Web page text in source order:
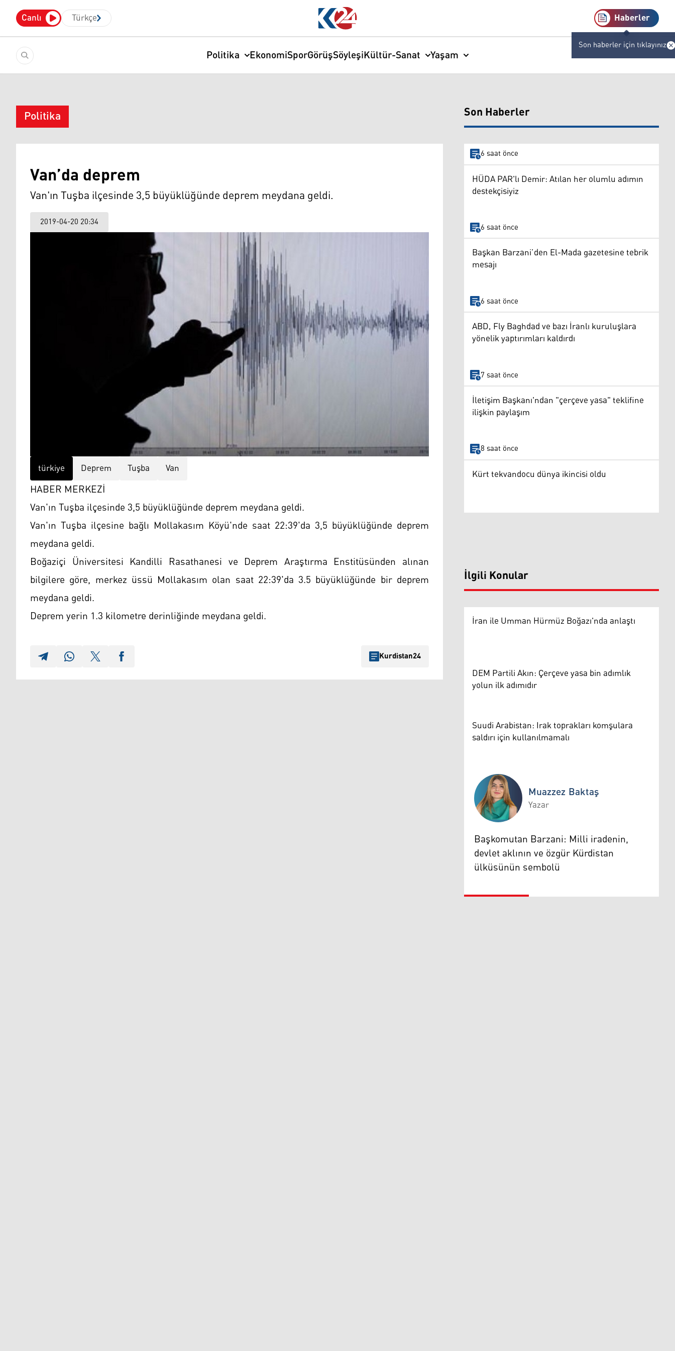
Canlı Türkçe Haberler
Son haberler için tıklayınız
Politika EkonomiSporGörüşSöyleşiKültür-Sanat Yaşam
Politika
Van’da deprem
Van'ın Tuşba ilçesinde 3,5 büyüklüğünde deprem meydana geldi.
2019-04-20 20:34
türkiye Deprem Tuşba Van
HABER MERKEZİ
Van'ın Tuşba ilçesinde 3,5 büyüklüğünde deprem meydana geldi.
Van'ın Tuşba ilçesine bağlı Mollakasım Köyü'nde saat 22:39'da 3,5 büyüklüğünde deprem
meydana geldi.
Boğaziçi Üniversitesi Kandilli Rasathanesi ve Deprem Araştırma Enstitüsünden alınan
bilgilere göre, merkez üssü Mollakasım olan saat 22:39'da 3.5 büyüklüğünde bir deprem
meydana geldi.
Deprem yerin 1.3 kilometre derinliğinde meydana geldi.
Kurdistan24
Son Haberler
6 saat önce
HÜDA PAR'lı Demir: Atılan her olumlu adımın
destekçisiyiz
6 saat önce
Başkan Barzani’den El-Mada gazetesine tebrik
mesajı
6 saat önce
ABD, Fly Baghdad ve bazı İranlı kuruluşlara
yönelik yaptırımları kaldırdı
7 saat önce
İletişim Başkanı'ndan "çerçeve yasa" teklifine
ilişkin paylaşım
8 saat önce
Kürt tekvandocu dünya ikincisi oldu
İlgili Konular
İran ile Umman Hürmüz Boğazı'nda anlaştı
DEM Partili Akın: Çerçeve yasa bin adımlık
yolun ilk adımıdır
Suudi Arabistan: Irak toprakları komşulara
saldırı için kullanılmamalı
Muazzez Baktaş
Muazzez Baktaş
Yazar
Başkomutan Barzani: Milli iradenin,
devlet aklının ve özgür Kürdistan
ülküsünün sembolü